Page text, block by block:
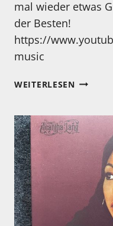
mal wieder etwas
der Besten!
https://
music
WEITERLESEN
EINEN
WIRKLIH
GUTEN